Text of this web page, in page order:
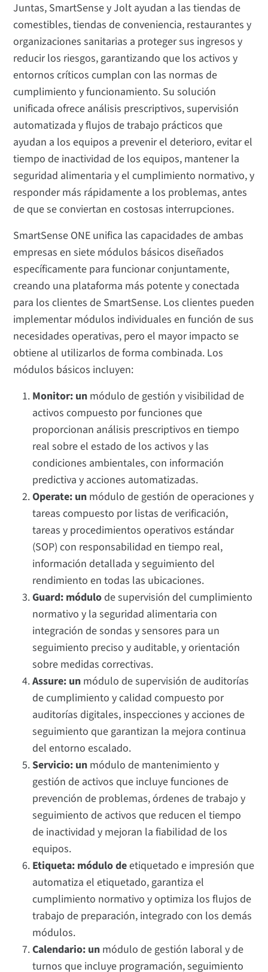
Juntas, SmartSense y Jolt ayudan a las tiendas de
comestibles, tiendas de conveniencia, restaurantes y
organizaciones sanitarias a proteger sus ingresos y
reducir los riesgos, garantizando que los activos y
entornos críticos cumplan con las normas de
cumplimiento y funcionamiento. Su solución
unificada ofrece análisis prescriptivos, supervisión
automatizada y flujos de trabajo prácticos que
ayudan a los equipos a prevenir el deterioro, evitar el
tiempo de inactividad de los equipos, mantener la
seguridad alimentaria y el cumplimiento normativo, y
responder más rápidamente a los problemas, antes
de que se conviertan en costosas interrupciones.
SmartSense ONE unifica las capacidades de ambas
empresas en siete módulos básicos diseñados
específicamente para funcionar conjuntamente,
creando una plataforma más potente y conectada
para los clientes de SmartSense. Los clientes pueden
implementar módulos individuales en función de sus
necesidades operativas, pero el mayor impacto se
obtiene al utilizarlos de forma combinada. Los
módulos básicos incluyen:
Monitor: un módulo de gestión y visibilidad de
activos compuesto por funciones que
proporcionan análisis prescriptivos en tiempo
real sobre el estado de los activos y las
condiciones ambientales, con información
predictiva y acciones automatizadas.
Operate: un módulo de gestión de operaciones y
tareas compuesto por listas de verificación,
tareas y procedimientos operativos estándar
(SOP) con responsabilidad en tiempo real,
información detallada y seguimiento del
rendimiento en todas las ubicaciones.
Guard: módulode supervisión del cumplimiento
normativo y la seguridad alimentaria con
integración de sondas y sensores para un
seguimiento preciso y auditable, y orientación
sobre medidas correctivas.
Assure: un módulo de supervisión de auditorías
de cumplimiento y calidad compuesto por
auditorías digitales, inspecciones y acciones de
seguimiento que garantizan la mejora continua
del entorno escalado.
Servicio: un módulo de mantenimiento y
gestión de activos que incluye funciones de
prevención de problemas, órdenes de trabajo y
seguimiento de activos que reducen el tiempo
de inactividad y mejoran la fiabilidad de los
equipos.
Etiqueta: módulo deetiquetado e impresión que
automatiza el etiquetado, garantiza el
cumplimiento normativo y optimiza los flujos de
trabajo de preparación, integrado con los demás
módulos.
Calendario: un módulo de gestión laboral y de
turnos que incluye programación, seguimiento